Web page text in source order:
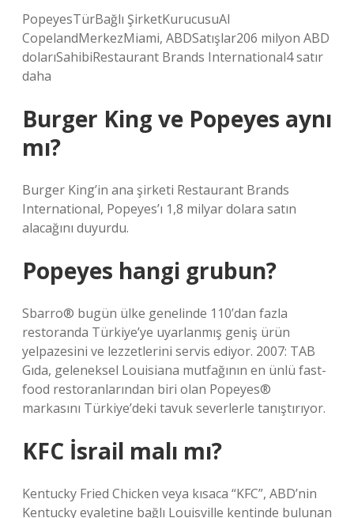
PopeyesTürBağlı ŞirketKurucusuAl
CopelandMerkezMiami, ABDSatışlar206 milyon ABD
dolarıSahibiRestaurant Brands International4 satır
daha
Burger King ve Popeyes aynı
mı?
Burger King’in ana şirketi Restaurant Brands
International, Popeyes’ı 1,8 milyar dolara satın
alacağını duyurdu.
Popeyes hangi grubun?
Sbarro® bugün ülke genelinde 110’dan fazla
restoranda Türkiye’ye uyarlanmış geniş ürün
yelpazesini ve lezzetlerini servis ediyor. 2007: TAB
Gıda, geleneksel Louisiana mutfağının en ünlü fast-
food restoranlarından biri olan Popeyes®
markasını Türkiye’deki tavuk severlerle tanıştırıyor.
KFC İsrail malı mı?
Kentucky Fried Chicken veya kısaca “KFC”, ABD’nin
Kentucky eyaletine bağlı Louisville kentinde bulunan